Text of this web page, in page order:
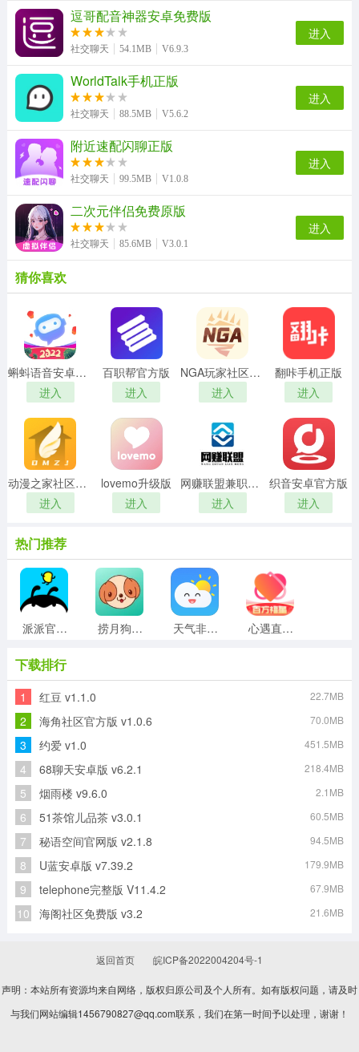
逗哥配音神器安卓免费版
社交聊天 54.1MB V6.9.3
进入
WorldTalk手机正版
社交聊天 88.5MB V5.6.2
进入
附近速配闪聊正版
社交聊天 99.5MB V1.0.8
进入
二次元伴侣免费原版
社交聊天 85.6MB V3.0.1
进入
猜你喜欢
蝌蚪语音安卓官方版
进入
百职帮官方版
进入
NGA玩家社区官方版
进入
翻咔手机正版
进入
动漫之家社区原版
进入
lovemo升级版
进入
网赚联盟兼职赚钱手机版
进入
织音安卓官方版
进入
热门推荐
派派官方版 捞月狗手机版 天气非常准最新免费版 心遇直装版
牵手手机最新版
PiuPiu酱官方版 WhatsApp软件手机免费版
下载排行
1 红豆 v1.1.0 22.7MB
2 海角社区官方版 v1.0.6 70.0MB
3 约爱 v1.0 451.5MB
4 68聊天安卓版 v6.2.1 218.4MB
5 烟雨楼 v9.6.0 2.1MB
6 51茶馆儿品茶 v3.0.1 60.5MB
7 秘语空间官网版 v2.1.8 94.5MB
8 U蓝安卓版 v7.39.2 179.9MB
9 telephone完整版 V11.4.2 67.9MB
10 海阁社区免费版 v3.2 21.6MB
返回首页 皖ICP备2022004204号-1
声明：本站所有资源均来自网络，版权归原公司及个人所有。如有版权问题，请及时
与我们网站编辑1456790827@qq.com联系，我们在第一时间予以处理，谢谢！